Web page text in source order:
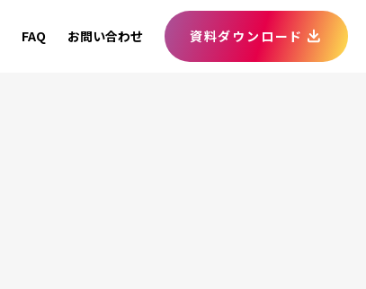
FAQ お問い合わせ 資料ダウンロード